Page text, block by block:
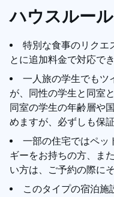
ハウスルール
特別な食事のリクエ
とに追加料金で対応でき
一人旅の学生でもツ
が、同性の学生と同室
同室の学生の年齢層や
めますが、必ずしも保
一部の住宅ではペッ
ギーをお持ちの方、ま
い方は、ご予約の際に
このタイプの宿泊施